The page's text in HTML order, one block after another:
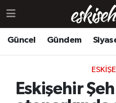
Güncel Gündem
Eskişehir